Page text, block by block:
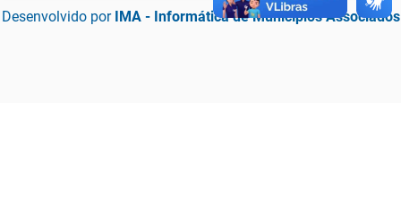
Desenvolvido por IMA - Informática de Municípios Associados